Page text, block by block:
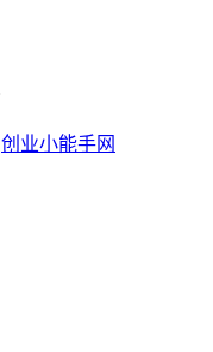
创业小能手网